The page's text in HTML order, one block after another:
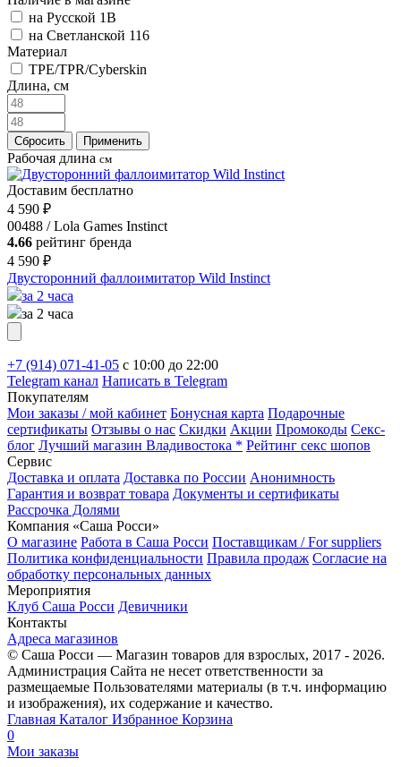
на Русской 1В
на Светланской 116
Материал
TPE/TPR/Cyberskin
Длина, см
Сбросить Применить
Рабочая длина см
Доставим бесплатно
4 590 ₽
00488 / Lola Games Instinct
4.66 рейтинг бренда
4 590 ₽
Двусторонний фаллоимитатор Wild Instinct
за 2 часа
за 2 часа
+7 (914) 071-41-05 c 10:00 до 22:00
Telegram канал Написать в Telegram
Покупателям
Мои заказы / мой кабинет Бонусная карта Подарочные
сертификаты Отзывы о нас Скидки Акции Промокоды Секс-
блог Лучший магазин Владивостока * Рейтинг секс шопов
Сервис
Доставка и оплата Доставка по России Анонимность
Гарантия и возврат товара Документы и сертификаты
Рассрочка Долями
Компания «Саша Росси»
О магазине Работа в Саша Росси Поставщикам / For suppliers
Политика конфиденциальности Правила продаж Согласие на
обработку персональных данных
Мероприятия
Клуб Саша Росси Девичники
Контакты
Адреса магазинов
© Саша Росси — Магазин товаров для взрослых, 2017 - 2026.
Администрация Сайта не несет ответственности за
размещаемые Пользователями материалы (в т.ч. информацию
и изображения), их содержание и качество.
Главная Каталог Избранное Корзина
0
Мои заказы